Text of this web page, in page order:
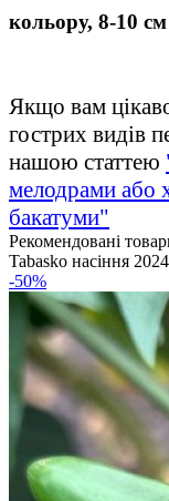
кольору, 8-10
Якщо вам
гострих видів
нашою статтею
мелодрами або
бакатуми"
Рекомендовані
Tabasko насіння 2024
-50%